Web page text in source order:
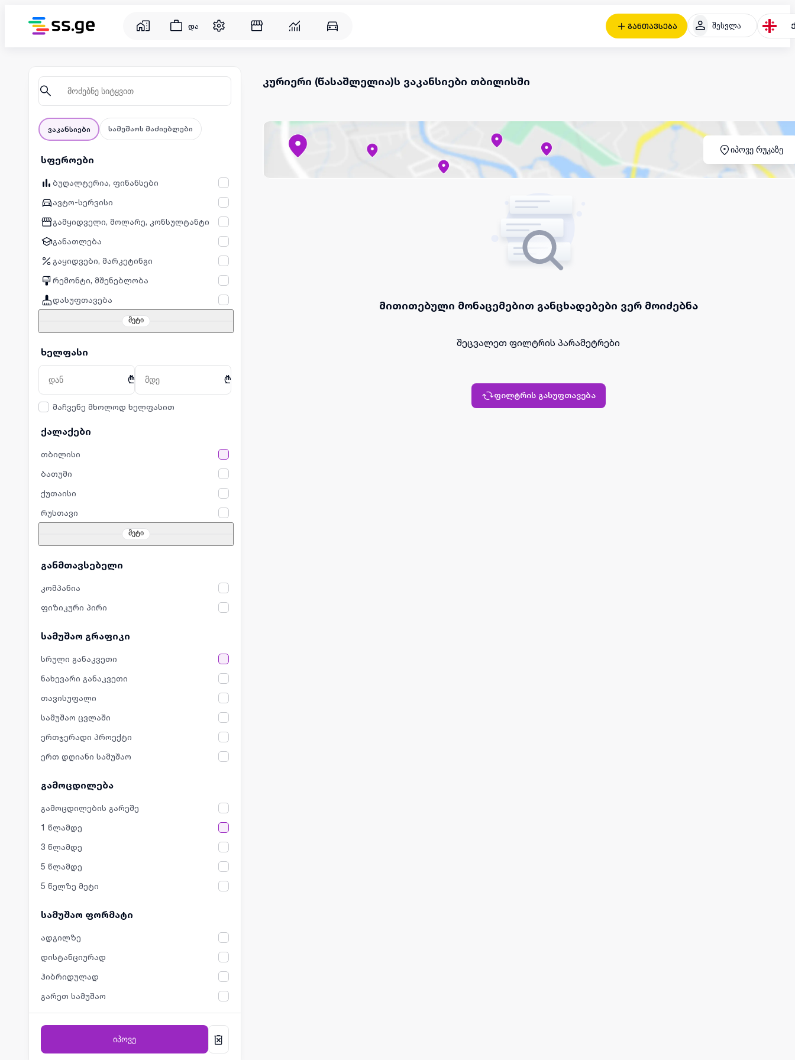
განთავსება შესვლა
დასაქმება
ვაკანსიები სამუშაოს მაძიებლები
სფეროები
ბუღალტერია, ფინანსები
ავტო-სერვისი
გამყიდველი, მოლარე, კონსულტანტი
განათლება
გაყიდვები, მარკეტინგი
რემონტი, მშენებლობა
დასუფთავება
მეტი
ხელფასი
₾ ₾
მაჩვენე მხოლოდ ხელფასით
ქალაქები
თბილისი
ბათუმი
ქუთაისი
რუსთავი
მეტი
განმთავსებელი
კომპანია
ფიზიკური პირი
სამუშაო გრაფიკი
სრული განაკვეთი
ნახევარი განაკვეთი
თავისუფალი
სამუშაო ცვლაში
ერთჯერადი პროექტი
ერთ დღიანი სამუშაო
გამოცდილება
გამოცდილების გარეშე
1 წლამდე
3 წლამდე
5 წლამდე
5 წელზე მეტი
სამუშაო ფორმატი
ადგილზე
დისტანციურად
ჰიბრიდულად
გარეთ სამუშაო
იპოვე
კურიერი (წასაშლელია)ს ვაკანსიები თბილისში
იპოვე რუკაზე
მითითებული მონაცემებით განცხადებები ვერ მოიძებნა
შეცვალეთ ფილტრის პარამეტრები
ფილტრის გასუფთავება